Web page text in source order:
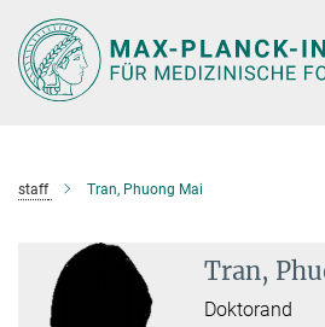
Hauptinhalt
staff Tran, Phuong Mai
Tran,
Doktorand